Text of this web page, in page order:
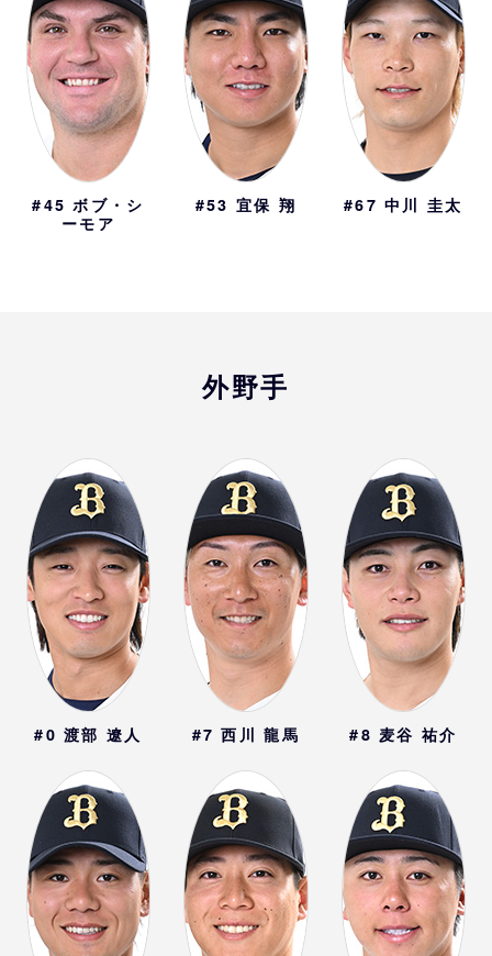
#45 ボブ・シ
ーモア
#53 宜保 翔 #67 中川 圭太
外野手
#0 渡部 遼人 #7 西川 龍馬 #8 麦谷 祐介